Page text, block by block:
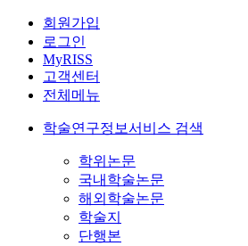
회원가입
로그인
MyRISS
고객센터
전체메뉴
학술연구정보서비스 검색
학위논문
국내학술논문
해외학술논문
학술지
단행본